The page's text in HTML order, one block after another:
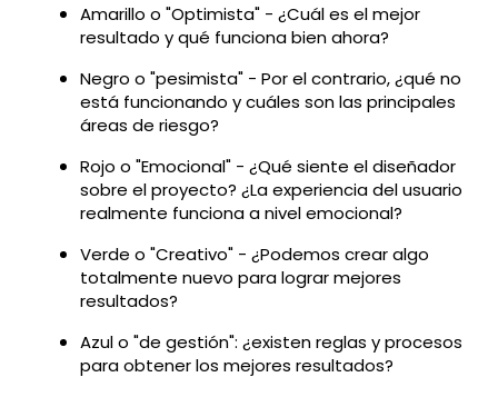
Amarillo o "Optimista" - ¿Cuál es el mejor
resultado y qué funciona bien ahora?
Negro o "pesimista" - Por el contrario, ¿qué no
está funcionando y cuáles son las principales
áreas de riesgo?
Rojo o "Emocional" - ¿Qué siente el diseñador
sobre el proyecto? ¿La experiencia del usuario
realmente funciona a nivel emocional?
Verde o "Creativo" - ¿Podemos crear algo
totalmente nuevo para lograr mejores
resultados?
Azul o "de gestión": ¿existen reglas y procesos
para obtener los mejores resultados?